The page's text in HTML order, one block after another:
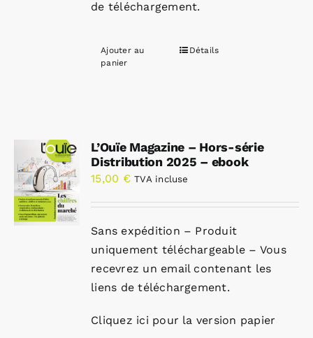
de téléchargement.
Ajouter au
panier
Détails
L’Ouïe Magazine – Hors-série
Distribution 2025 – ebook
15,00 € TVA incluse
Sans expédition – Produit
uniquement téléchargeable – Vous
recevrez un email contenant les
liens de téléchargement.
Cliquez ici pour la version papier